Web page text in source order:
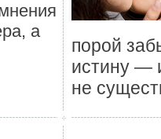
а
порой
истину —
не